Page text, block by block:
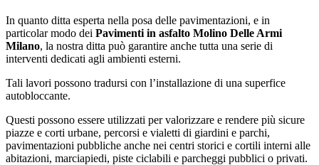
In quanto ditta esperta nella posa delle pavimentazioni, e in
particolar modo dei Pavimenti in asfalto Molino Delle Armi
Milano, la nostra ditta può garantire anche tutta una serie di
interventi dedicati agli ambienti esterni.
Tali lavori possono tradursi con l’installazione di una superfice
autobloccante.
Questi possono essere utilizzati per valorizzare e rendere più sicure
piazze e corti urbane, percorsi e vialetti di giardini e parchi,
pavimentazioni pubbliche anche nei centri storici e cortili interni alle
abitazioni, marciapiedi, piste ciclabili e parcheggi pubblici o privati.